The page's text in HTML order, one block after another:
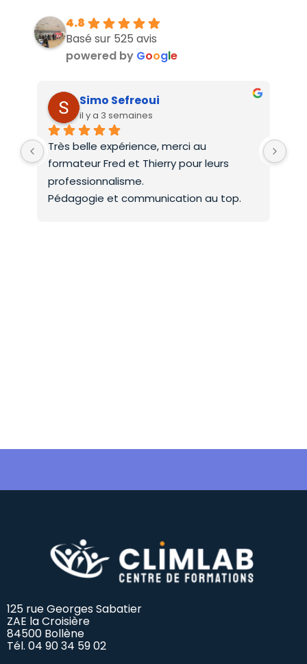
4.8
Basé sur 525 avis
powered by Google
Simo Sefreoui
il y a 3 semaines
Très belle expérience, merci au
formateur Fred et Thierry pour leurs
professionnalisme.
Pédagogie et communication au top.
125 rue Georges Sabatier
ZAE la Croisière
84500 Bollène
Tél. 04 90 34 59 02